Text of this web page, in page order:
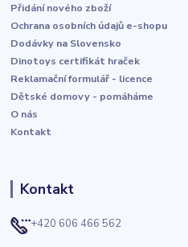
Přidání nového zboží
Ochrana osobních údajů e-shopu
Dodávky na Slovensko
Dinotoys certifikát hraček
Reklamační formulář - licence
Dětské domovy - pomáháme
O nás
Kontakt
Kontakt
+420 606 466 562